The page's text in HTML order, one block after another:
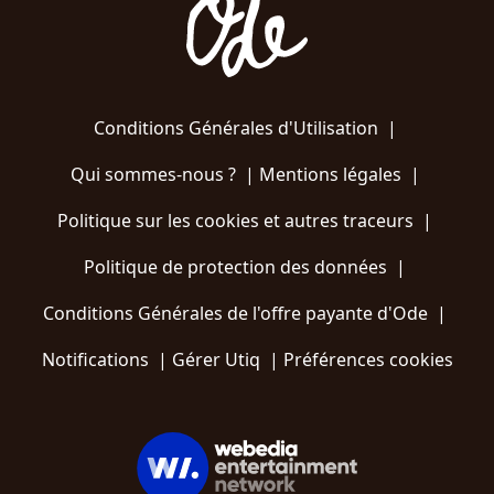
Conditions Générales d'Utilisation |
Qui sommes-nous ?| Mentions légales |
Politique sur les cookies et autres traceurs |
Politique de protection des données |
Conditions Générales de l'offre payante d'Ode |
Notifications | Gérer Utiq | Préférences cookies